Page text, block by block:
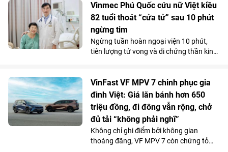
đồng phái đẹp trước ngày mở cổng chính
thức vào 15/7.
Vinmec Phú Quốc cứu nữ Việt kiều
82 tuổi thoát “cửa tử” sau 10 phút
ngừng tim
Ngừng tuần hoàn ngoại viện 10 phút,
tiên lượng tử vong và di chứng thần kinh
cuộc sống bình thường chỉ sau một tuần
điều trị tại Bệnh viện Đa khoa Vinmec
Phú Quốc.
VinFast VF MPV 7 chinh phục gia
đình Việt: Giá lăn bánh hơn 650
triệu đồng, đi đông vẫn rộng, chở
đủ tải “không phải nghĩ”
Không chỉ ghi điểm bởi không gian
thoáng đãng, VF MPV 7 còn chứng tỏ